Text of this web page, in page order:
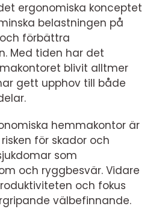
ergonomiska konceptet
belastningen på
förbättra
Med tiden har det
blivit alltmer
gett upphov till både
hemmakontor är
för skador och
som
och ryggbesvär. Vidare
och fokus
välbefinnande.